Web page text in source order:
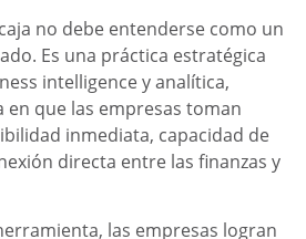
no debe entenderse como un
Es una práctica estratégica
intelligence y analítica,
que las empresas toman
inmediata, capacidad de
directa entre las finanzas y
las empresas logran